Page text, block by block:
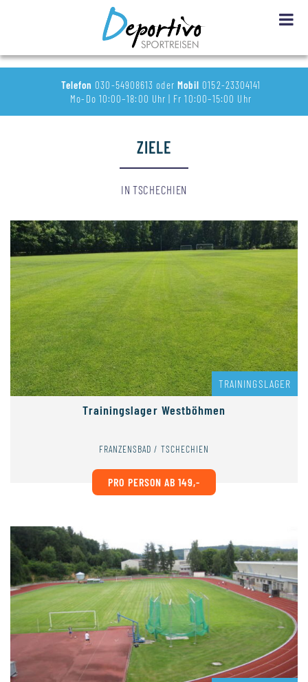
Telefon030-54908613 oder Mobil0152-23304141
Mo-Do 10:00–18:00 Uhr | Fr 10:00–15:00 Uhr
ZIELE
IN TSCHECHIEN
TRAININGSLAGER
Trainingslager Westböhmen
FRANZENSBAD / TSCHECHIEN
PRO PERSON AB 149,-